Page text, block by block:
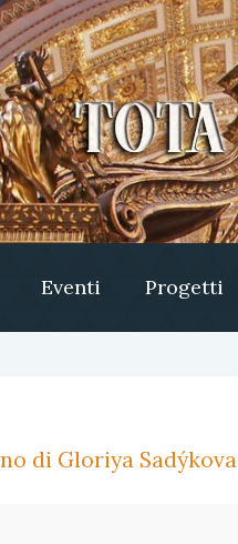
Eventi Progetti
di Gloriya Sadýkova